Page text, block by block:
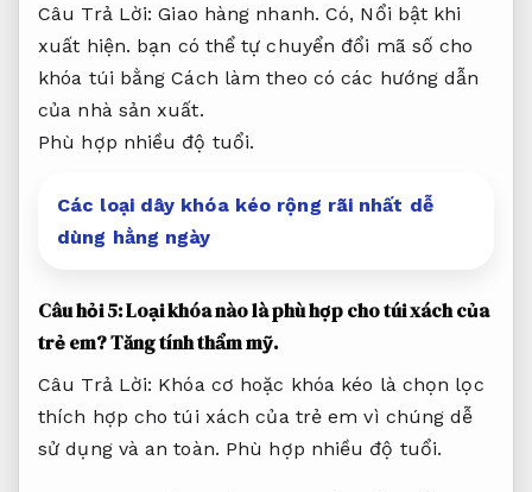
Câu Trả Lời:Giao hàng nhanh. Có, Nổi bật khi
xuất hiện. bạn có thể tự chuyển đổi mã số cho
khóa túi bằng Cách làm theo có các hướng dẫn
của nhà sản xuất.
Phù hợp nhiều độ tuổi.
Các loại dây khóa kéo rộng rãi nhất dễ
dùng hằng ngày
Câu hỏi 5: Loại khóa nào là phù hợp cho túi xách của
trẻ em?Tăng tính thẩm mỹ.
Câu Trả Lời: Khóa cơ hoặc khóa kéo là chọn lọc
thích hợp cho túi xách của trẻ em vì chúng dễ
sử dụng và an toàn. Phù hợp nhiều độ tuổi.